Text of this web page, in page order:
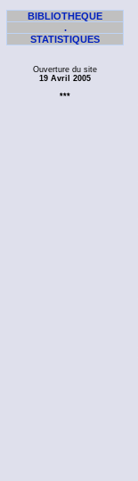
BIBLIOTHEQUE
.
STATISTIQUES
Ouverture du site
19 Avril 2005
***